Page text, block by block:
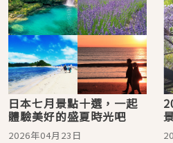
日本七月景點十選，一起
體驗美好的盛夏時光吧
2026年04月23日